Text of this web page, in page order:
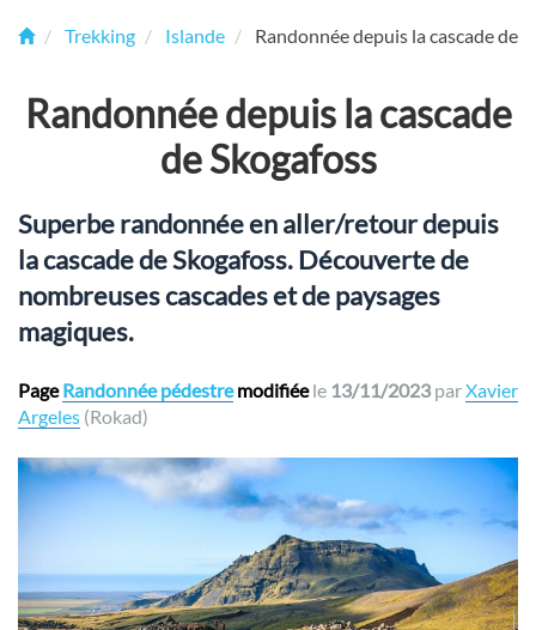
Trekking Islande Randonnée depuis la cascade de
Randonnée depuis la cascade
de Skogafoss
Superbe randonnée en aller/retour depuis
la cascade de Skogafoss. Découverte de
nombreuses cascades et de paysages
magiques.
PageRandonnée pédestremodifiéele 13/11/2023 parXavier
Argeles (Rokad)